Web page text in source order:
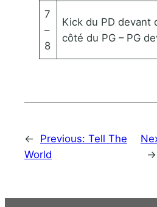
7
–
8
Kick du PD devant
côté du PG – PG
← Previous: Tell The
World
→